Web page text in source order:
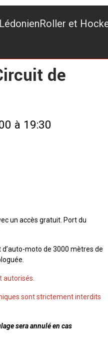
Roller et
de
à 19:30
un accès gratuit. Port du
d’auto-moto de 3000 mètres de
autorisés.
sont strictement interdits
sera annulé en cas